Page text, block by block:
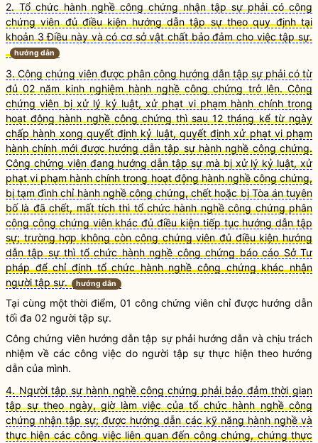
2. Tổ chức hành nghề công chứng nhận tập sự phải có công
chứng viên đủ điều kiện hướng dẫn tập sự theo quy định tại
khoản 3 Điều này và có cơ sở vật chất bảo đảm cho việc tập sự.
hướng dẫn
3. Công chứng viên được phân công hướng dẫn tập sự phải có từ
đủ 02 năm kinh nghiệm hành nghề công chứng trở lên. Công
chứng viên bị xử lý kỷ luật, xử phạt vi phạm hành chính trong
hoạt động hành nghề công chứng thì sau 12 tháng kể từ ngày
chấp hành xong quyết định kỷ luật, quyết định xử phạt vi phạm
hành chính mới được hướng dẫn tập sự hành nghề công chứng.
Công chứng viên đang hướng dẫn tập sự mà bị xử lý kỷ luật, xử
phạt vi phạm hành chính trong hoạt động hành nghề công chứng,
bị tạm đình chỉ hành nghề công chứng, chết hoặc bị Tòa án tuyên
bố là đã chết, mất tích thì tổ chức hành nghề công chứng phân
công công chứng viên khác đủ điều kiện tiếp tục hướng dẫn tập
sự; trường hợp không còn công chứng viên đủ điều kiện hướng
dẫn tập sự thì tổ chức hành nghề công chứng báo cáo Sở Tư
pháp để chỉ định tổ chức hành nghề công chứng khác nhận
người tập sự.
hướng dẫn
Tại cùng một thời điểm, 01 công chứng viên chỉ được hướng dẫn
tối đa 02 người tập sự.
Công chứng viênhướng dẫn tập sự phải hướng dẫn và chịu trách
nhiệm về các công việc do người tập sự thực hiện theo hướng
dẫn của mình.
4. Người tập sự hành nghề công chứng phải bảo đảm thời gian
tập sự theo ngày, giờ làm việc của tổ chức hành nghề công
chứng nhận tập sự; được hướng dẫn các kỹ năng hành nghề và
thực hiện các công việc liên quan đến công chứng, chứng thực